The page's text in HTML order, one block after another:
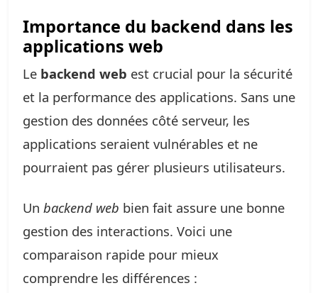
Importance du backend dans les
applications web
Le backend web est crucial pour la sécurité
et la performance des applications. Sans une
gestion des données côté serveur, les
applications seraient vulnérables et ne
pourraient pas gérer plusieurs utilisateurs.
Un backend web bien fait assure une bonne
gestion des interactions. Voici une
comparaison rapide pour mieux
comprendre les différences :